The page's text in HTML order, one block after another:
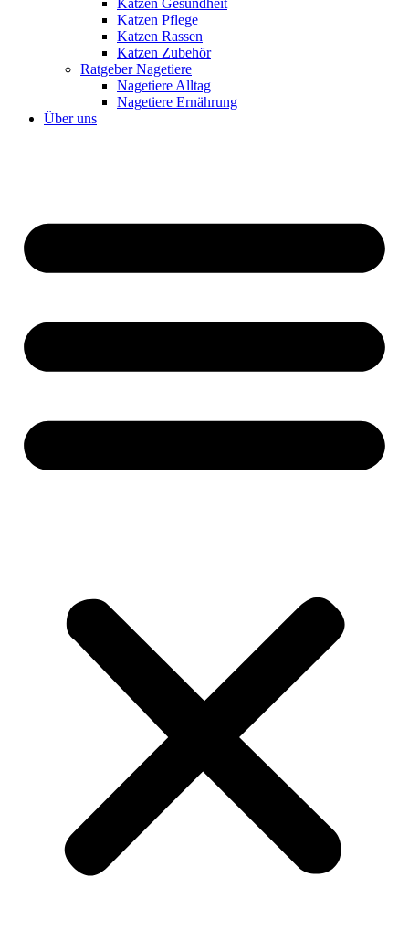
Katzen Pflege
Katzen Rassen
Katzen Zubehör
Ratgeber Nagetiere
Nagetiere Alltag
Nagetiere Ernährung
Über uns